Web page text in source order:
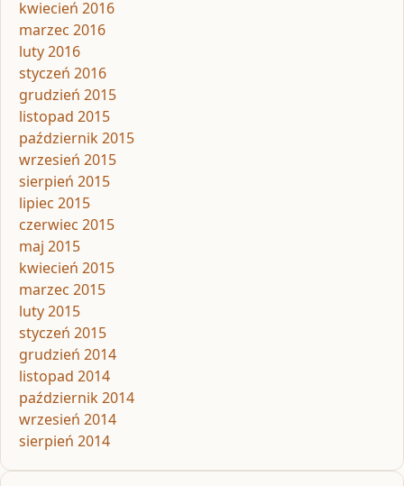
kwiecień 2016
marzec 2016
luty 2016
styczeń 2016
grudzień 2015
listopad 2015
październik 2015
wrzesień 2015
sierpień 2015
lipiec 2015
czerwiec 2015
maj 2015
kwiecień 2015
marzec 2015
luty 2015
styczeń 2015
grudzień 2014
listopad 2014
październik 2014
wrzesień 2014
sierpień 2014